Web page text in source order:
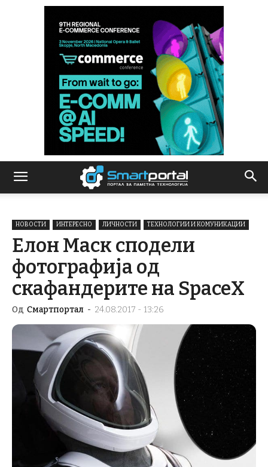
НОВОСТИ ИНТЕРЕСНО ЛИЧНОСТИ ТЕХНОЛОГИИ И КОМУНИКАЦИИ
Елон Маск сподели
фотографија од
скафандерите на SpaceX
Од Смартпортал - 24.08.2017 - 13:26